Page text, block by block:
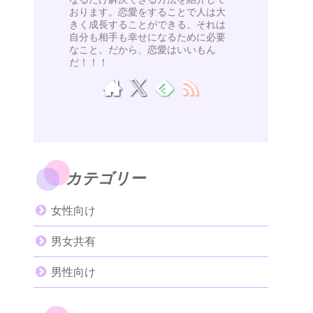
おります。恋愛をすることで人は大
きく成長することができる。それは
自分も相手も幸せになるために必要
なこと。だから、恋愛はいいもん
だ！！！
カテゴリー
女性向け
男女共有
男性向け